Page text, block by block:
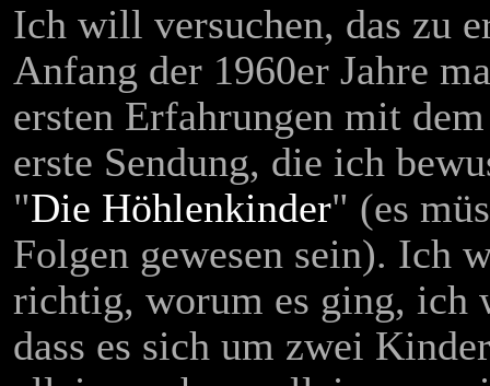
Ich will versuchen, das zu
Anfang der 1960er Jahre
ersten Erfahrungen mit
erste Sendung, die ich
"Die Höhlenkinder" (es
Folgen gewesen sein). Ich
richtig, worum es ging, ich
dass es sich um zwei